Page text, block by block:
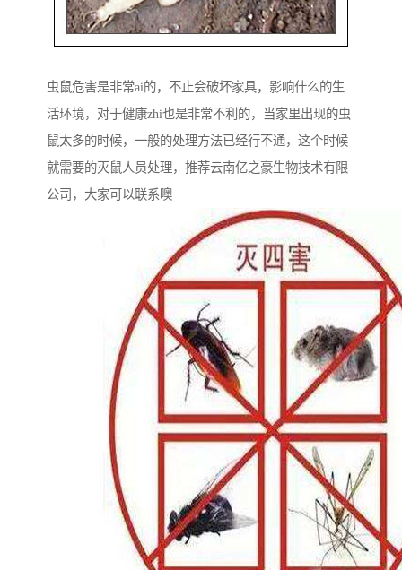
虫鼠危害是非常ai的，不止会破坏家具，影响什么的生
活环境，对于健康zhi也是非常不利的，当家里出现的虫
鼠太多的时候，一般的处理方法已经行不通，这个时候
就需要的灭鼠人员处理，推荐云南亿之豪生物技术有限
公司，大家可以联系噢